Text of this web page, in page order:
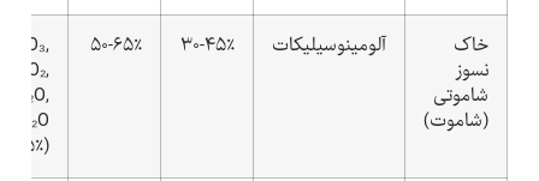
خاک
نسوز
شاموتی
(شاموت)
آلومینوسیلیکات ۳۰-۴۵٪ ۵۰-۶۵٪
Fe₂O₃,
TiO₂,
K₂O,
Na₂O
(۲-۵٪)